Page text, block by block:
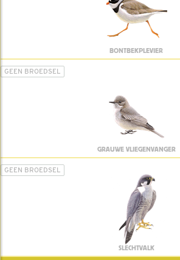
BONTBEKPLEVIER
GEEN BROEDSEL
GRAUWE VLIEGENVANGER
GEEN BROEDSEL
SLECHTVALK